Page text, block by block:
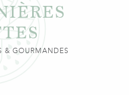
& GOURMANDES